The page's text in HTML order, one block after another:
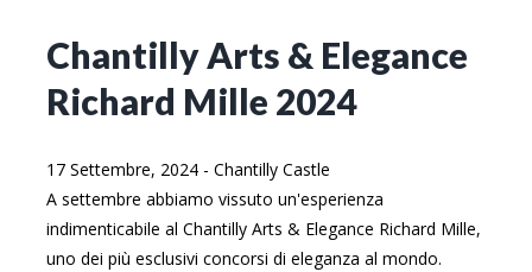
Chantilly Arts & Elegance
Richard Mille 2024
17 Settembre, 2024 - Chantilly Castle
A settembre abbiamo vissuto un'esperienza
indimenticabile al Chantilly Arts & Elegance Richard Mille,
uno dei più esclusivi concorsi di eleganza al mondo.